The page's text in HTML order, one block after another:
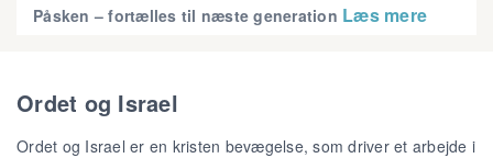
Påsken – fortælles til næste generation Læs mere
Ordet og Israel
Ordet og Israel er en kristen bevægelse, som driver et arbejde i